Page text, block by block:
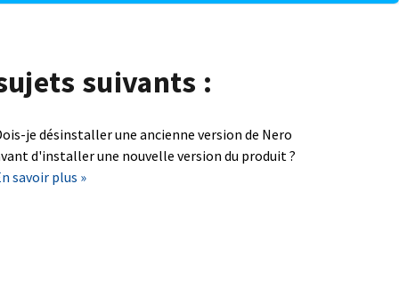
suivants :
je désinstaller une ancienne version de Nero
d'installer une nouvelle version du produit ?
savoir plus »